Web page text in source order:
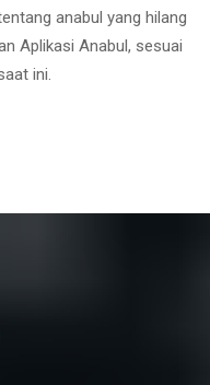
anabul yang hilang
Aplikasi Anabul, sesuai
ini.